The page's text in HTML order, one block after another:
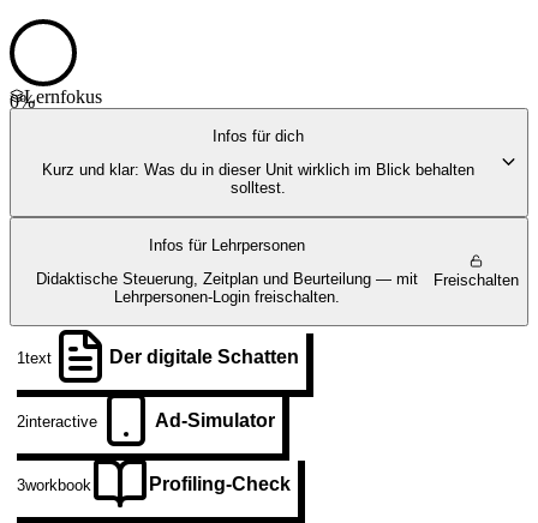
0%
Lernfokus
Infos für dich
Kurz und klar: Was du in dieser Unit wirklich im Blick behalten
solltest.
Infos für Lehrpersonen
Didaktische Steuerung, Zeitplan und Beurteilung — mit
Lehrpersonen-Login freischalten.
Freischalten
1text Der digitale Schatten
2interactive Ad-Simulator
3workbook Profiling-Check